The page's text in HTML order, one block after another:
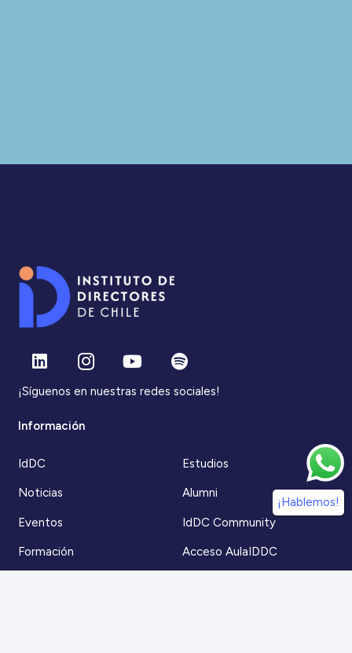
¡Síguenos en nuestras redes sociales!
Información
IdDC
Noticias
Eventos
Formación
Estudios
Alumni
IdDC Community
Acceso AulaIDDC
¡Hablemos!